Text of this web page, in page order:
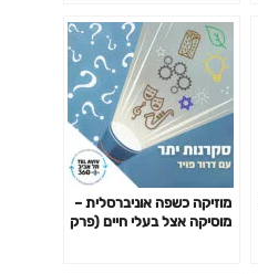
מוזיקה כשפה אוניברסלית –
מוסיקה אצל בעלי חיים (פרק